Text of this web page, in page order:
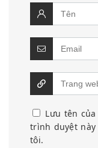
Lưu tên
trình duyệt
tôi.